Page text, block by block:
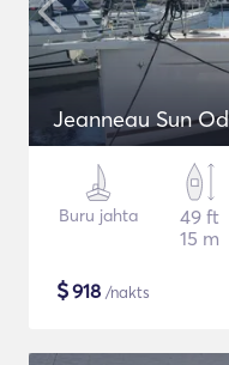
Jeanneau Sun
Buru jahta
49 ft
15 m
$918 /nakts